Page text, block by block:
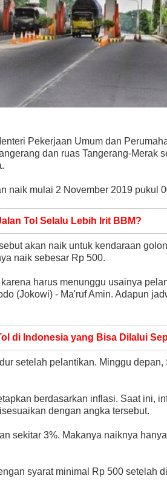
Pekerjaan Umum dan
dan ruas Tangerang-Merak
naik mulai 2 November 2019 pukul
Tol Selalu Lebih Irit BBM?
akan naik untuk kendaraan
naik sebesar Rp 500.
harus menunggu usainya
(Jokowi) - Ma'ruf Amin. Adapun
di Indonesia yang Bisa Dilalui
setelah pelantikan. Minggu depan,
berdasarkan inflasi. Saat ini,
dengan angka tersebut.
sekitar 3%. Makanya naiknya
syarat minimal Rp 500 setelah